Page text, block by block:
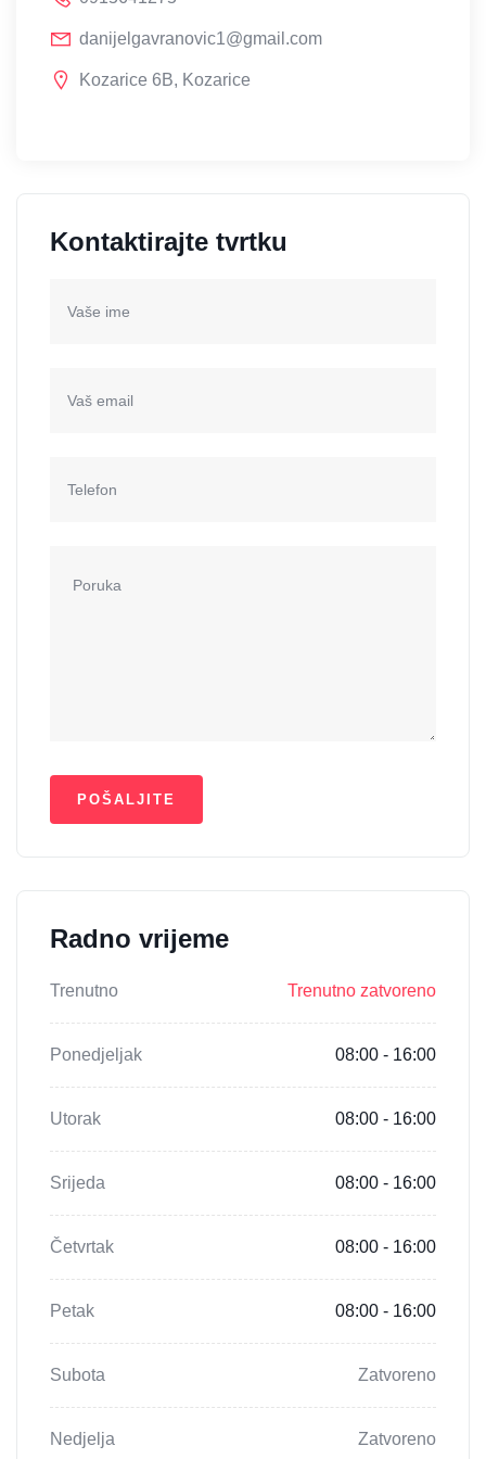
danijelgavranovic1@gmail.com
Kozarice 6B, Kozarice
Kontaktirajte tvrtku
Radno vrijeme
Trenutno Trenutno zatvoreno
Ponedjeljak 08:00 - 16:00
Utorak 08:00 - 16:00
Srijeda 08:00 - 16:00
Četvrtak 08:00 - 16:00
Petak 08:00 - 16:00
Subota Zatvoreno
Nedjelja Zatvoreno